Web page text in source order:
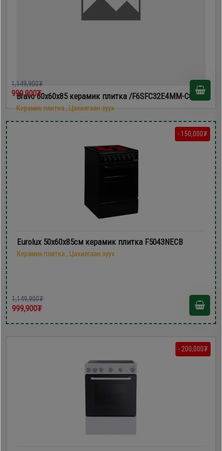
Bravo 60х60х85 керамик плитка /F6SFC32E4MM-CC/
Керамик плитка , Цахилгаан зуух
1,149,900₮
999,900₮
- 150,000₮
Eurolux 50х60x85см керамик плитка F5043NECB
Керамик плитка , Цахилгаан зуух
1,149,900₮
999,900₮
- 200,000₮